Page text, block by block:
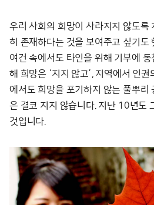
우리 사회의 희망이 사라지지 않도록
히 존재하다는 것을 보여주고 싶기도
여건 속에서도 타인을 위해 기부에
해 희망은 ‘지지 않고’, 지역에서 인
에서도 희망을 포기하지 않는 풀뿌리
은 결코 지지 않습니다. 지난 10년도
것입니다.